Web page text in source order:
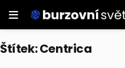
Štítek:Centrica